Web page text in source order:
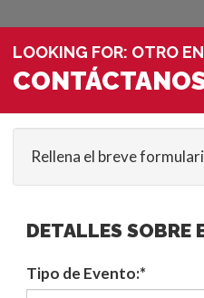
Categorías Lugares
ENTRETENIMIENTO INTERACTIVO
LOOKING FOR: OTRO
Rellena el breve
DETALLES SOBRE
Tipo de Evento:*